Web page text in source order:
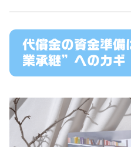
代償金の資金準
業承継”へのカギ